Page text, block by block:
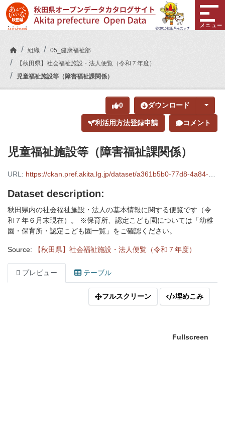
Skip to main content
メニュー
組織
05_健康福祉部
【秋田県】社会福祉施設・法人便覧（令和７年度）
児童福祉施設等（障害福祉課関係）
0 ダウンロード
利活用方法登録申請 コメント
児童福祉施設等（障害福祉課関係）
URL: https://ckan.pref.akita.lg.jp/dataset/a361b5b0-77d8-4a84-8965-54a8a4c819dd/resource/2bd39b02-1fe9-47ac-984d-0ecc5b7dbe69/download/050008_r7_02_12_children_syogai.xlsx
Dataset description:
秋田県内の社会福祉施設・法人の基本情報に関する便覧です（令
和７年６月末現在）。 ※保育所、認定こども園については「幼稚
園・保育所・認定こども園一覧」をご確認ください。
Source: 【秋田県】社会福祉施設・法人便覧（令和７年度）
プレビュー テーブル
フルスクリーン 埋めこみ
Fullscreen